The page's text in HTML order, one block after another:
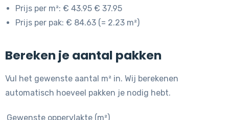
Prijs per m²: € 43.95 € 37.95
Prijs per pak: € 84.63 (= 2.23 m²)
Bereken je aantal pakken
Vul het gewenste aantal m² in. Wij berekenen
automatisch hoeveel pakken je nodig hebt.
Gewenste oppervlakte (m²)